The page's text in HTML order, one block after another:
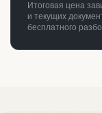
Итоговая цена
и текущих
бесплатного